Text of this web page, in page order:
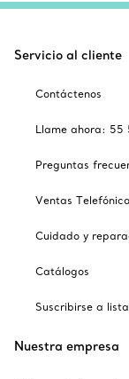
Servicio al cliente
Contáctenos
Llame ahora: 55
Preguntas
Ventas
Cuidado y
Catálogos
Suscribirse a
Nuestra empresa